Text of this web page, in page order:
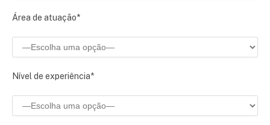
Área de atuação*
Nível de experiência*